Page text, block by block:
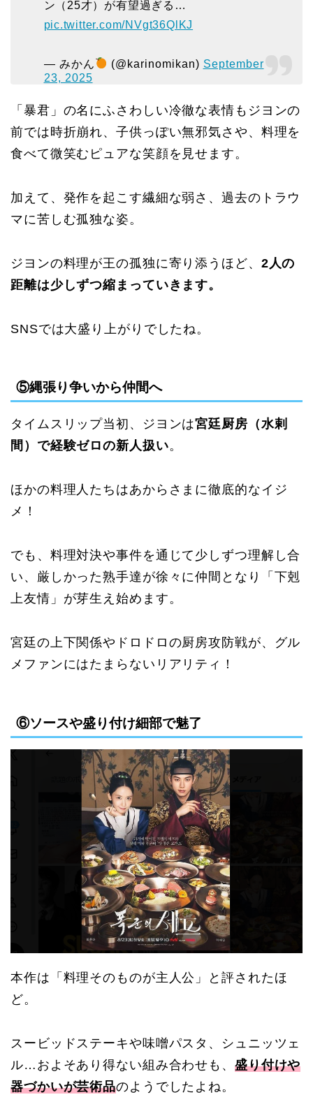
ン（25才）が有望過ぎる…
pic.twitter.com/NVgt36QlKJ
— みかん (@karinomikan) September
23, 2025
「暴君」の名にふさわしい冷徹な表情もジヨンの
前では時折崩れ、子供っぽい無邪気さや、料理を
食べて微笑むピュアな笑顔を見せます。
加えて、発作を起こす繊細な弱さ、過去のトラウ
マに苦しむ孤独な姿。
ジヨンの料理が王の孤独に寄り添うほど、 2人の
距離は少しずつ縮まっていきます。
SNSでは大盛り上がりでしたね。
⑤縄張り争いから仲間へ
タイムスリップ当初、ジヨンは宮廷厨房（水剌
間）で経験ゼロの新人扱い。
ほかの料理人たちはあからさまに徹底的なイジ
メ！
でも、料理対決や事件を通じて少しずつ理解し合
い、厳しかった熟手達が徐々に仲間となり「下剋
上友情」が芽生え始めます。
宮廷の上下関係やドロドロの厨房攻防戦が、グル
メファンにはたまらないリアリティ！
⑥ソースや盛り付け細部で魅了
本作は「料理そのものが主人公」と評されたほ
ど。
スービッドステーキや味噌パスタ、シュニッツェ
ル…およそあり得ない組み合わせも、 盛り付けや
器づかいが芸術品のようでしたよね。